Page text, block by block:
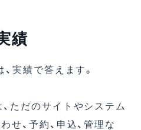
績
、実績で答えます。
ただのサイトやシステム
せ、予約、申込、管理な